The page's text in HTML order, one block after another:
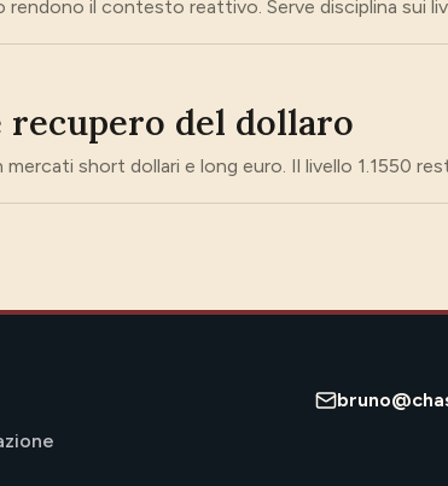
il contesto reattivo. Serve disciplina sui
del dollaro
short dollari e long euro. Il livello 1.1550